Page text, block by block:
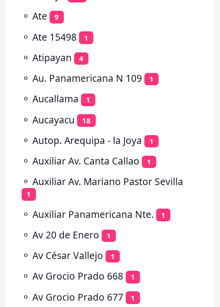
⚬ Ate 9
⚬ Ate 15498 1
⚬ Atipayan 4
⚬ Au. Panamericana N 109 1
⚬ Aucallama 1
⚬ Aucayacu 18
⚬ Autop. Arequipa - la Joya 1
⚬ Auxiliar Av. Canta Callao 1
⚬ Auxiliar Av. Mariano Pastor Sevilla
1
⚬ Auxiliar Panamericana Nte. 1
⚬ Av 20 de Enero 1
⚬ Av César Vallejo 1
⚬ Av Grocio Prado 668 1
⚬ Av Grocio Prado 677 1